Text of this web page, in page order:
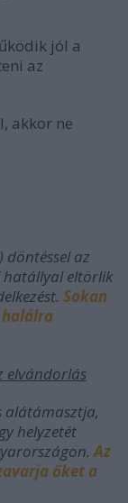
jól a
az
akkor ne
döntéssel az
eltörlik
Sokan
halálra
elvándorlás
alátámasztja,
helyzetét
Az
őket a